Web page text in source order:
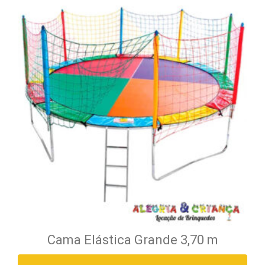
Cama Elástica Grande 3,70 m